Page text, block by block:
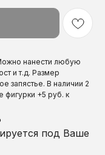
нанести любую
и т.д. Размер
запястье. В наличии 2
фигурки +5 руб. к
под Ваше